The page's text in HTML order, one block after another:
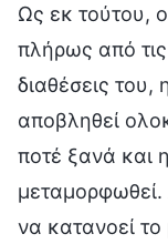
Ως εκ τούτου,
πλήρως από
διαθέσεις
αποβληθεί
ποτέ ξανά και
να κατανοεί